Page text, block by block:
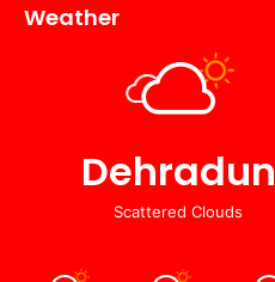
Weather
Dehradun
Scattered Clouds